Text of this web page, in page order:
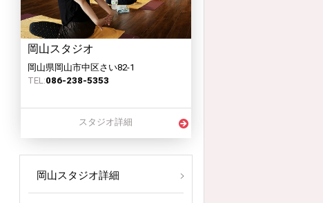
岡山スタジオ
岡山県岡山市中区さい82-1
TEL:086-238-5353
スタジオ詳細
岡山スタジオ詳細